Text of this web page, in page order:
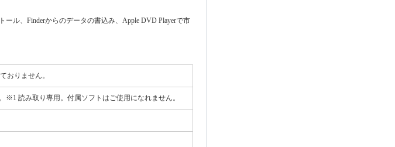
ル、Finderからのデータの書込み、Apple DVD Playerで市
おりません。
※1 読み取り専用。付属ソフトはご使用になれません。